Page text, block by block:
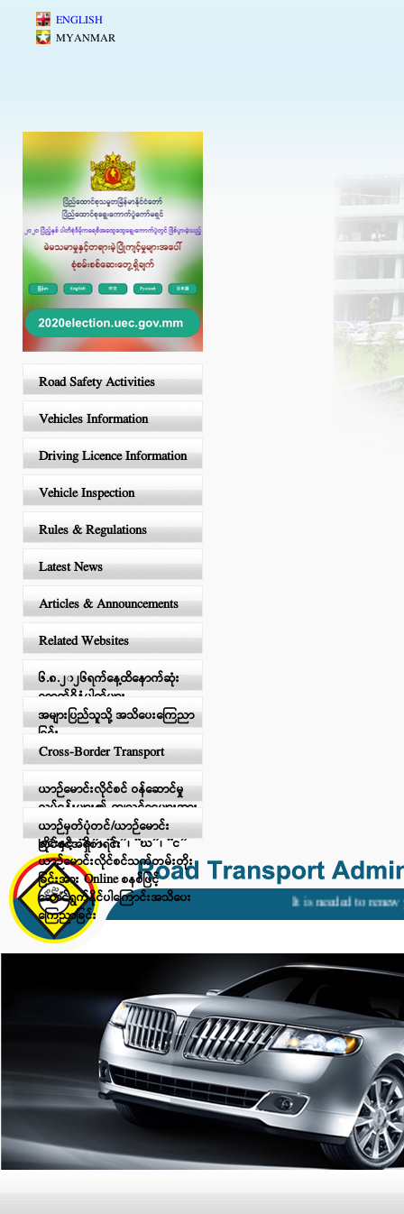
Skip to main content
ENGLISH
MYANMAR
Road Safety Activities
Vehicles Information
Driving Licence Information
Vehicle Inspection
Rules & Regulations
Latest News
Articles & Announcements
Related Websites
၆.၈.၂၀၂၆ရက်နေ့ထိနောက်ဆုံး
ရောက်ရှိနံပါတ်များ
အများပြည်သူသို့ အသိပေးကြေညာ
ခြင်း
Cross-Border Transport
ယာဉ်မောင်းလိုင်စင် ဝန်ဆောင်မှု
လုပ်ငန်းများ၏ ကျသင့်ငွေများအား
Digital Payment ဖြင့် ငွေပေးချေ
ခြင်းနှင့် “ခ”၊ “ဂ”၊ “ဃ”၊ “င”
ယာဉ်မောင်းလိုင်စင်သက်တမ်းတိုး
ခြင်းအား Online စနစ်ဖြင့်
ဆောင်ရွက်နိုင်ပါကြောင်းအသိပေး
ကြေညာခြင်း
ယာဉ်မှတ်ပုံတင်/ယာဉ်မောင်း
လိုင်စင်အရှိစာရင်း
It is needed to renew